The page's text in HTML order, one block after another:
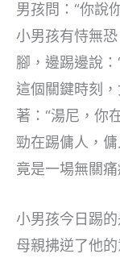
男孩問：“你說
小男孩有恃無
腳，邊踢邊說
這個關鍵時刻
著：“湯尼，你
勁在踢傭人，
竟是一場無關痛
小男孩今日踢
母親拂逆了他